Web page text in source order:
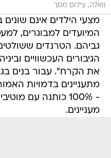
וואלה, צילום מסך
מצעי הילדים אינם
המיועדים למבוגרים,
גביהם. הטרנדים
הגיבורים העכשוויים
מתעניינים בדמויות
- 100% כותנה עם
מעניינים.